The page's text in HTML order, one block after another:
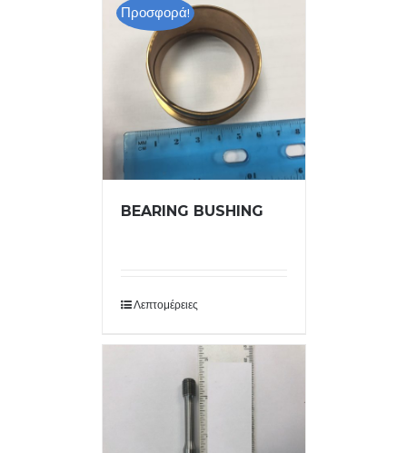
Προσφορά!
BEARING BUSHING
Λεπτομέρειες